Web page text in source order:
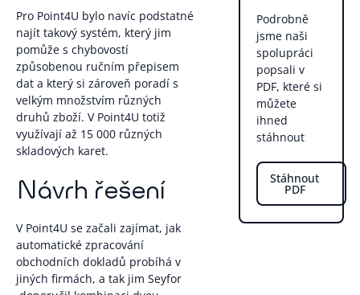
Pro Point4U bylo navíc podstatné
najít takový systém, který jim
pomůže s chybovostí
způsobenou ručním přepisem
dat a který si zároveň poradí s
velkým množstvím různých
druhů zboží. V Point4U totiž
využívají až 15 000 různých
skladových karet.
Návrh řešení
V Point4U se začali zajímat, jak
automatické zpracování
obchodních dokladů probíhá v
jiných firmách, a tak jim Seyfor
Podrobně
jsme naši
spolupráci
popsali v
PDF, které si
můžete
ihned
stáhnout
Stáhnout
PDF